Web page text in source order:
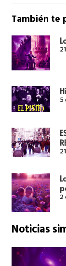
También te
Noticias